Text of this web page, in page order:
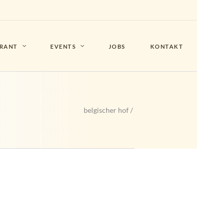
EVENTS JOBS KONTAKT
belgischer hof/